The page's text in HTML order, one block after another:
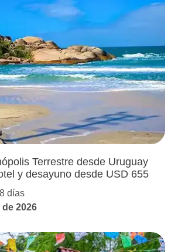
Terrestre desde Uruguay
y desayuno desde USD 655
8 días
2026